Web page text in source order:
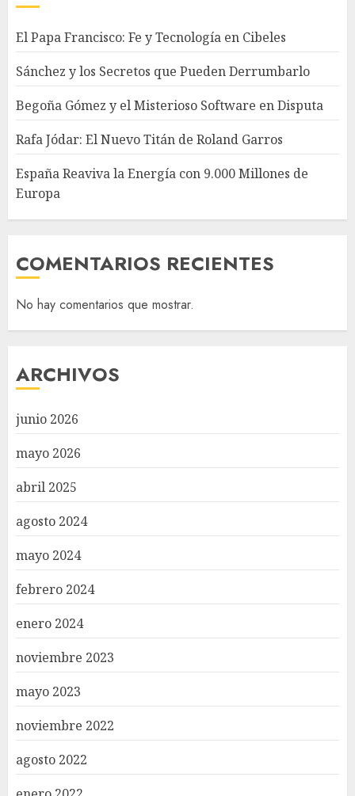
El Papa Francisco: Fe y Tecnología en Cibeles
Sánchez y los Secretos que Pueden Derrumbarlo
Begoña Gómez y el Misterioso Software en Disputa
Rafa Jódar: El Nuevo Titán de Roland Garros
España Reaviva la Energía con 9.000 Millones de
Europa
COMENTARIOS RECIENTES
No hay comentarios que mostrar.
ARCHIVOS
junio 2026
mayo 2026
abril 2025
agosto 2024
mayo 2024
febrero 2024
enero 2024
noviembre 2023
mayo 2023
noviembre 2022
agosto 2022